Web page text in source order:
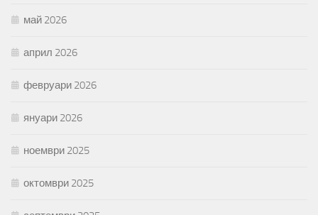
май 2026
април 2026
февруари 2026
януари 2026
ноември 2025
октомври 2025